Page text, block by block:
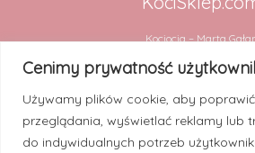
Cenimy prywatność
Używamy plików cookie, aby
przeglądania, wyświetlać reklamy lub
do indywidualnych potrzeb
Kociocia – Marta
ul. Chmielna 2 lok. 31
00-020 Warszawa
NIP 5252909994
Numer rachunku:
30 1020 4900 0000 8302 3448